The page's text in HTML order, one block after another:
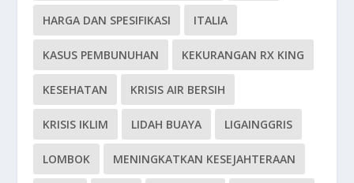
HARGA DAN SPESIFIKASI ITALIA
KASUS PEMBUNUHAN KEKURANGAN RX KING
KESEHATAN KRISIS AIR BERSIH
KRISIS IKLIM LIDAH BUAYA LIGAINGGRIS
LOMBOK MENINGKATKAN KESEJAHTERAAN